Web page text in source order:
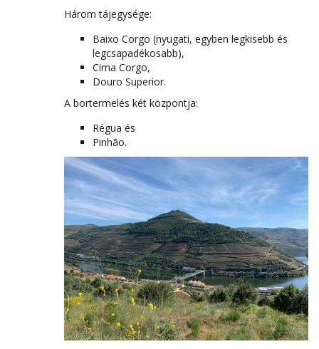
Három tájegysége:
Baixo Corgo (nyugati, egyben legkisebb és
legcsapadékosabb),
Cima Corgo,
Douro Superior.
A bortermelés két központja:
Régua és
Pinhão.